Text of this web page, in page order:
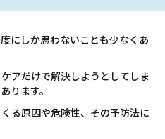
にしか思わないことも少なくあ
アだけで解決しようとしてしま
ります。
る原因や危険性、その予防法に